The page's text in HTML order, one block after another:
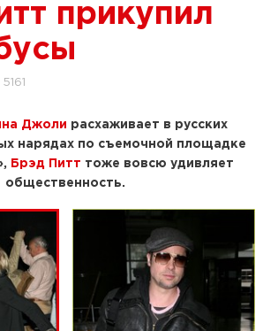
прикупил
5161
Джоли расхаживает в русских
нарядах по съемочной площадке
Брэд Питт тоже вовсю удивляет
общественность.